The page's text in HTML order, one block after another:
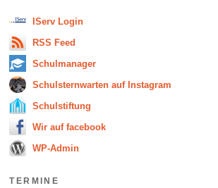
IServ Login
RSS Feed
Schulmanager
Schulsternwarten auf Instagram
Schulstiftung
Wir auf facebook
WP-Admin
TERMINE